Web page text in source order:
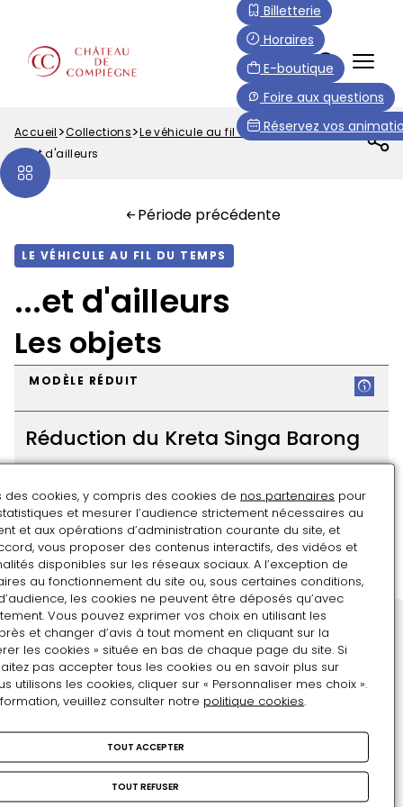
contenu
principal
Menu
Top
FR
Billetterie
Horaires
E-boutique
Foire aux questions
Réservez vos
Fil
d'Ariane
Accueil Collections
Le véhicule au fil du temps
...et d'ailleurs
LE VÉHICULE AU FIL DU TEMPS
...et d'ailleurs
Période précédente
Les objets
MODÈLE RÉDUIT
Réduction du Kreta Singa Barong
Ce modèle réduit, exécuté vers 1930 par les écoles
techniques des Indes néerlandaises, reproduit en plus petit
une voiture conservée au kraton (palais) Kasepuhan de la
ville indonésienne de Cirebon (anciennement orthographiée
Cheribon), située dans la province de Java occidental, sur
la côte nord. Dénommée Kreta Singa Barong (« chariot du
lion ») et réputée construite en 1549 selon plusieurs sources,
1649 selon une autre, cette voiture de cour était utilisée par le
sultan lors d'occasions cérémonielles, attelée à quatre
buffles blancs. Avec sa tête d'éléphant, ses ailes d'aigle et
son corps de lion, elle devait donner une forte impression,
évoquant les chariots des dieux, effet accru par le
lorsque la voiture avançait. Les cérémonies dans lesquelles
le pouvoir était magnifié relevaient de deux catégories,
étant soit publiques lorsque le souverain défilait en
procession devant l'ensemble de ses sujets, soit réservées à
la cour, se tenant à l'intérieur de l'enceinte du palais.
Réduction
du
Kreta
Singa
Barong
Restons en contact
Inscrivez-vous !
Adresse e-mail
Format attendu : nom@domaine.fr
des cookies, y compris des cookies de nos partenaires pour
et mesurer l’audience strictement nécessaires au
et aux opérations d’administration courante du site, et
vous proposer des contenus interactifs, des vidéos et
disponibles sur les réseaux sociaux. A l’exception de
au fonctionnement du site ou, sous certaines conditions,
les cookies ne peuvent être déposés qu’avec
Vous pouvez exprimer vos choix en utilisant les
et changer d’avis à tout moment en cliquant sur la
les cookies » située en bas de chaque page du site. Si
pas accepter tous les cookies ou en savoir plus sur
utilisons les cookies, cliquer sur « Personnaliser mes choix ».
veuillez consulter notre politique cookies.
TOUT ACCEPTER
TOUT REFUSER